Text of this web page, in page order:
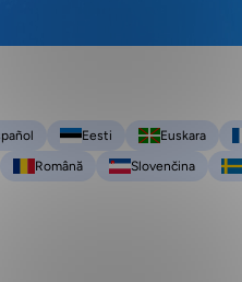
Eesti Euskara
Română Slovenčina